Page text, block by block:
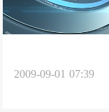
2009-09-01 07:39